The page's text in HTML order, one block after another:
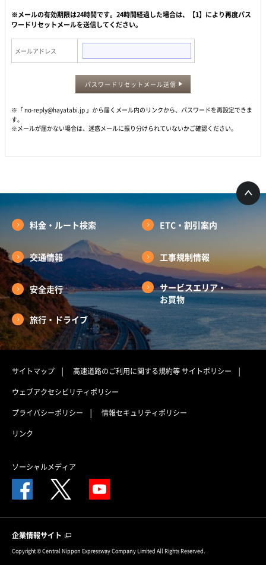
※メールの有効期限は24時間です。24時間経過した場合は、【1】により再度パス
ワードリセットメールを送信してください。
メールアドレス
パスワードリセットメール送信
※「 no-reply@hayatabi.jp 」から届くメール内のリンクから、パスワードを再設定できま
す。
※メールが届かない場合は、迷惑メールに振り分けられていないかご確認ください。
料金・ルート検索 ETC・割引案内
交通情報 工事規制情報
安全走行
サービスエリア・
お買物
旅行・ドライブ
サイトマップ 高速道路のご利用に関する規約等サイトポリシー
ウェブアクセシビリティポリシー
プライバシーポリシー
情報セキュリティポリシー
リンク
ソーシャルメディア
企業情報サイト
Copyright © Central Nippon Expressway Company Limited All Rights Reserved.